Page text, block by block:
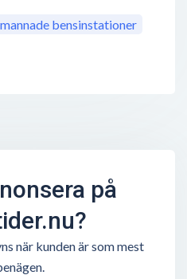
bensinstationer
på
när kunden är som mest